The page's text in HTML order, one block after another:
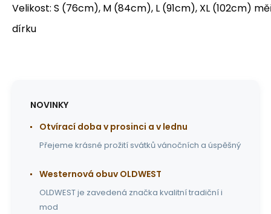
Velikost: S (76cm), M (84cm), L (91cm), XL (102cm)
dírku
NOVINKY
Otvírací doba v prosinci a v lednu
Přejeme krásné prožití svátků vánočních a úspěšný
Westernová obuv OLDWEST
OLDWEST je zavedená značka kvalitní tradiční i
mod